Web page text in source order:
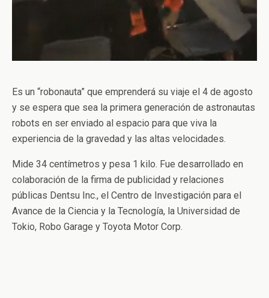
Es un “robonauta” que emprenderá su viaje el 4 de agosto
y se espera que sea la primera generación de astronautas
robots en ser enviado al espacio para que viva la
experiencia de la gravedad y las altas velocidades.
Mide 34 centímetros y pesa 1 kilo. Fue desarrollado en
colaboración de la firma de publicidad y relaciones
públicas Dentsu Inc., el Centro de Investigación para el
Avance de la Ciencia y la Tecnología, la Universidad de
Tokio, Robo Garage y Toyota Motor Corp.